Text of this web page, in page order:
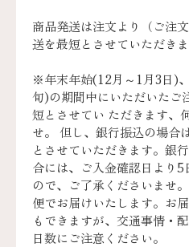
商品発送は注文より（ご注
送を最短とさせていただきま
※年末年始(12月～1月3日)
旬)の期間中にいただいたご
短とさせてい ただきます、
せ。 但し、銀行振込の場合
とさせていただきます。銀
合には、ご入金確認日より
ので、ご了承くださいませ
便でお届けいたします。お
もできますが、交通事情・
日数にご注意ください。